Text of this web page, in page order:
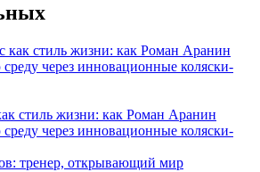
стиль жизни: как Роман Аранин
среду через инновационные коляски-